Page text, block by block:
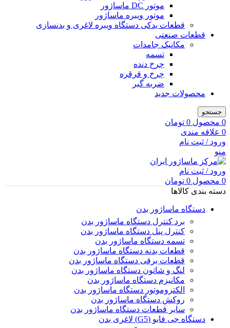
موتور DC ماساژور
موتور ویبره ماساژور
قطعات یدکی دستگاه ویبره لاغری و بدنسازی
قطعات صنعتی
مکانیک جامدات
تسمه
چرخ دنده
چرخ و قرقره
ضربه گیر
محصولات جدید
جستجو
0 محصول 0 تومان
0 علاقه مندی
ورود / ثبت نام
منو
ورود / ثبت نام
0 محصول 0 تومان
دسته بندی کالاها
دستگاه ماساژور بدن
برد کنترل دستگاه ماساژور بدن
کنترل پنل دستگاه ماساژور بدن
تسمه دستگاه ماساژور بدن
قطعات بدنه دستگاه ماساژور بدن
قطعات برقی دستگاه ماساژور بدن
لنگ و شاتون دستگاه ماساژور بدن
مکانیزم دستگاه ماساژور بدن
الکتروموتور دستگاه ماساژور بدن
روکش دستگاه ماساژور بدن
سایر قطعات دستگاه ماساژور بدن
دستگاه جی فایو (G5) لاغری بدن